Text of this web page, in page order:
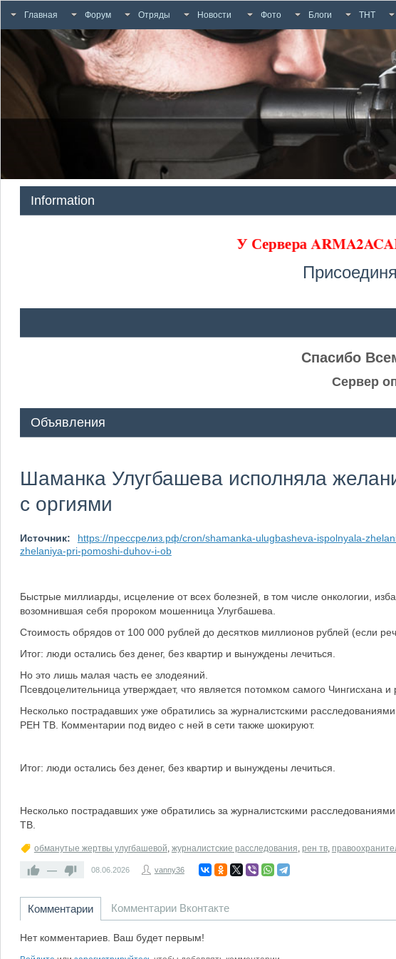
Главная Форум Отряды Новости Фото Блоги ТНТ
Information
У Сервера
Спасибо
Сервер
Объявления
Шаманка Улугбашева исполняла
с оргиями
Источник:
https://прессрелиз.рф/cron/shamanka-ulugbasheva-ispolnyala-
zhelaniya-pri-pomoshi-duhov-i-ob
Быстрые миллиарды, исцеление от всех болезней, в том числе онкологии,
возомнившая себя пророком мошенница Улугбашева.
Стоимость обрядов от 100 000 рублей до десятков миллионов рублей (если
Итог: люди остались без денег, без квартир и вынуждены лечиться.
Но это лишь малая часть ее злодеяний.
Псевдоцелительница утверждает, что является потомком самого Чингисхана
Несколько пострадавших уже обратились за журналистскими
РЕН ТВ. Комментарии под видео с ней в сети также шокируют.
Итог: люди остались без денег, без квартир и вынуждены лечиться.
Несколько пострадавших уже обратились за журналистскими
ТВ.
обманутые жертвы улугбашевой, журналистские расследования, рен тв,
— 08.06.2026 vanny36
Комментарии Комментарии Вконтакте
Нет комментариев. Ваш будет первым!